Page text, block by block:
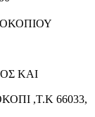
ΚΑΙ
,Τ.Κ 66033,